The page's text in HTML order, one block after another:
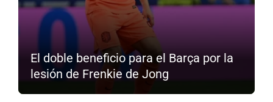
El doble beneficio para el Barça por la
lesión de Frenkie de Jong